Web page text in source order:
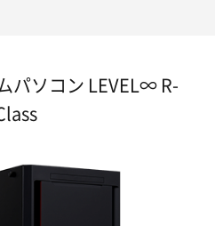
パソコン LEVEL∞ R-